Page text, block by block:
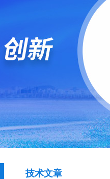
技术文章